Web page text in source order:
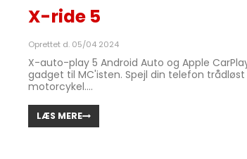
X-ride 5
Oprettet d. 05/04 2024
X-auto-play 5 Android Auto og Apple
gadget til MC'isten. Spejl din telefon
motorcykel....
LÆS MERE